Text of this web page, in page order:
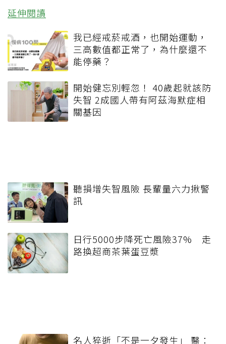
延伸閱讀
我已經戒菸戒酒，也開始運動，
三高數值都正常了，為什麼還不
能停藥？
開始健忘別輕忽！ 40歲起就該防
失智 2成國人帶有阿茲海默症相
關基因
聽損增失智風險 長輩量六力揪警
訊
日行5000步降死亡風險37% 走
路換超商茶葉蛋豆漿
名人猝逝「不是一夕發生」 醫：